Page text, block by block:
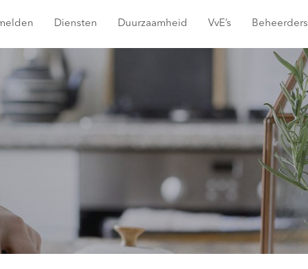
Diensten Duurzaamheid VvE’s Beheerders